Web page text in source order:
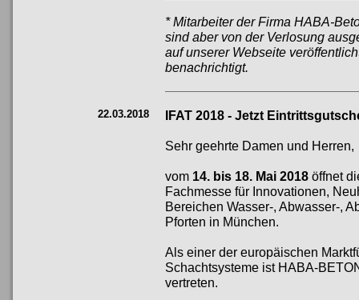
* Mitarbeiter der Firma HABA-
sind aber von der Verlosung
auf unserer Webseite
benachrichtigt.
22.03.2018 IFAT 2018 - Jetzt
Sehr geehrte Damen und Herren,
vom 14. bis 18. Mai 2018 öffnet
Fachmesse für Innovationen,
Bereichen Wasser-, Abwasser-,
Pforten in München.
Als einer der europäischen
Schachtsysteme ist HABA-
vertreten.